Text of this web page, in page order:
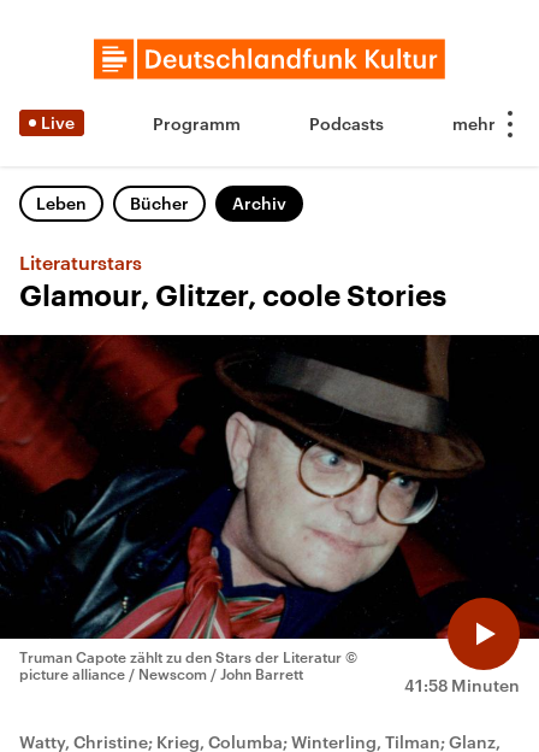
Live Programm Podcasts
Leben Bücher Archiv
Literaturstars
Glamour, Glitzer, coole Stories
41:58 Minuten
Truman Capote zählt zu den Stars der Literatur ©
picture alliance / Newscom / John Barrett
Watty, Christine; Krieg, Columba; Winterling, Tilman; Glanz,